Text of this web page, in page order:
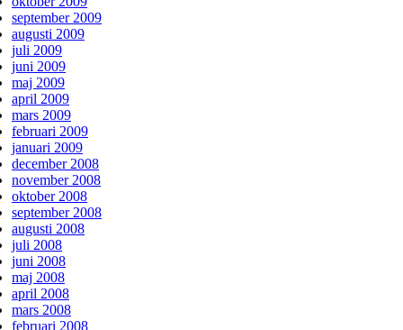
september 2009
augusti 2009
juli 2009
juni 2009
maj 2009
april 2009
mars 2009
februari 2009
januari 2009
december 2008
november 2008
oktober 2008
september 2008
augusti 2008
juli 2008
juni 2008
maj 2008
april 2008
mars 2008
februari 2008